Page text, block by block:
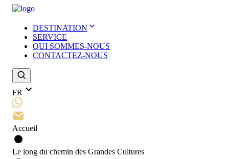
DESTINATION
SERVICE
QUI SOMMES-NOUS
СONTACTEZ-NOUS
FR
Accueil
Le long du chemin des Grandes Cultures